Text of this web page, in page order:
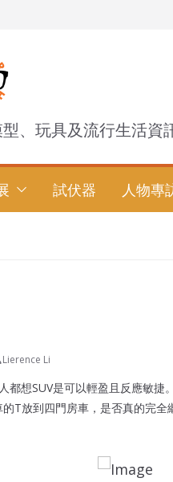
、玩具及流行生活資
試伏器 人物專
Lierence Li
都想SUV是可以輕盈且反應敏捷
T放到四門房車，是否真的完全